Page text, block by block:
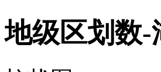
地级区划数-